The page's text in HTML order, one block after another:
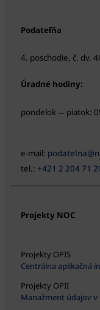
Podateľňa
4. poschodie, č. dv.
Úradné hodiny:
pondelok — piatok:
e-mail:
tel.: +421 2 204 71
Projekty NOC
Projekty OPIS
Centrálna aplikačná
Projekty OPII
Manažment údajov